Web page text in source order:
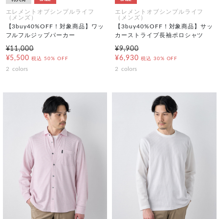
エレメントオブシンプルライフ
（メンズ）
【3buy40%OFF！対象商品】ワッ
フルフルジップパーカー
¥11,000
¥5,500 税込 50% OFF
2 colors
エレメントオブシンプルライフ
（メンズ）
【3buy40%OFF！対象商品】サッ
カーストライプ長袖ポロシャツ
¥9,900
¥6,930 税込 30% OFF
2 colors